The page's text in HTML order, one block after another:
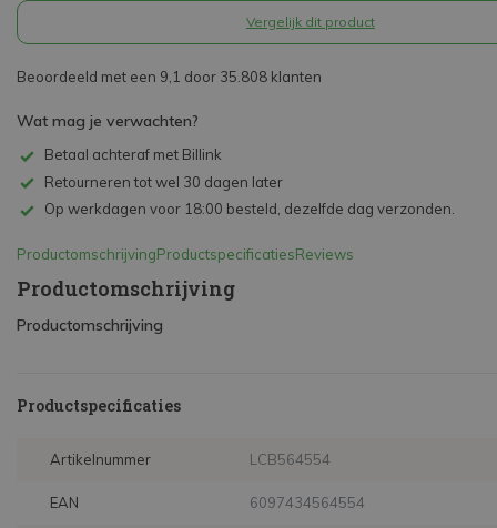
Vergelijk dit product
Beoordeeld met een 9,1 door 35.808 klanten
Wat mag je verwachten?
Betaal achteraf met Billink
Retourneren tot wel 30 dagen later
Op werkdagen voor 18:00 besteld, dezelfde dag verzonden.
ProductomschrijvingProductspecificatiesReviews
Productomschrijving
Productomschrijving
Productspecificaties
Artikelnummer LCB564554
EAN 6097434564554